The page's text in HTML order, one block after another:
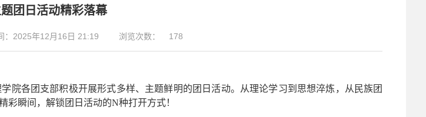
团日活动精彩落幕
：2025年12月16日 21:19 浏览次数： 178
院各团支部积极开展形式多样、主题鲜明的团日活动。从理论学习到思想淬炼，从民族团
瞬间，解锁团日活动的N种打开方式！